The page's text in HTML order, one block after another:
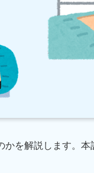
を解説します。